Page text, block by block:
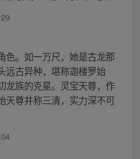
色。如一万尺，她是古龙那
远古异种，堪称迦楼罗始
龙族的克星。灵宝天尊，作
天尊并称三清，实力深不可